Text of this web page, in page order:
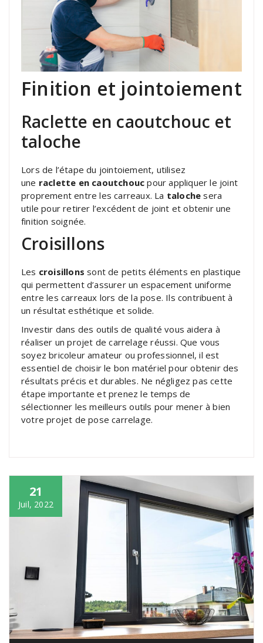
Finition et jointoiement
Raclette en caoutchouc et
taloche
Lors de l’étape du jointoiement, utilisez
une raclette en caoutchouc pour appliquer le joint
proprement entre les carreaux. La taloche sera
utile pour retirer l’excédent de joint et obtenir une
finition soignée.
Croisillons
Les croisillons sont de petits éléments en plastique
qui permettent d’assurer un espacement uniforme
entre les carreaux lors de la pose. Ils contribuent à
un résultat esthétique et solide.
Investir dans des outils de qualité vous aidera à
réaliser un projet de carrelage réussi. Que vous
soyez bricoleur amateur ou professionnel, il est
essentiel de choisir le bon matériel pour obtenir des
résultats précis et durables. Ne négligez pas cette
étape importante et prenez le temps de
sélectionner les meilleurs outils pour mener à bien
votre projet de pose carrelage.
21
Juil, 2022